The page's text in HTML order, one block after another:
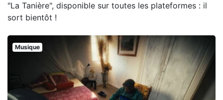
"La Tanière", disponible sur toutes les plateformes : il
sort bientôt !
Musique